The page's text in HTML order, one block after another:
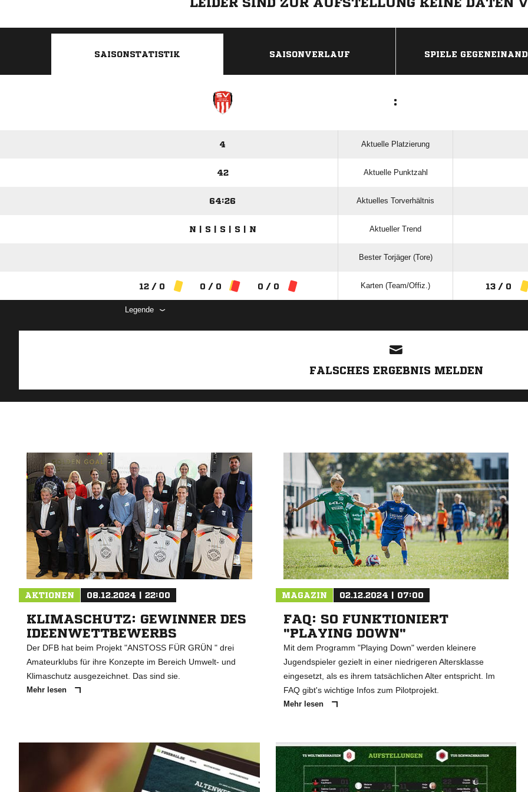
LEIDER SIND ZUR AUFSTELLUNG KEINE DATEN
SAISONSTATISTIK SAISONVERLAUF SPIELE
:
4 Aktuelle Platzierung
42 Aktuelle Punktzahl
64:26 Aktuelles Torverhältnis
N | S | S | S | N Aktueller Trend
Bester Torjäger (Tore)
12 / 0 0 / 0 0 / 0 Karten (Team/Offiz.) 13 / 0
Legende
FALSCHES ERGEBNIS MELDEN
AKTIONEN 08.12.2024 | 22:00
KLIMASCHUTZ: GEWINNER DES
IDEENWETTBEWERBS
Der DFB hat beim Projekt "ANSTOSS FÜR GRÜN " drei
Amateurklubs für ihre Konzepte im Bereich Umwelt- und
Klimaschutz ausgezeichnet. Das sind sie.
Mehr lesen
MAGAZIN 02.12.2024 | 07:00
FAQ: SO FUNKTIONIERT
"PLAYING DOWN"
Mit dem Programm "Playing Down" werden kleinere
Jugendspieler gezielt in einer niedrigeren Altersklasse
eingesetzt, als es ihrem tatsächlichen Alter entspricht. Im
FAQ gibt's wichtige Infos zum Pilotprojekt.
Mehr lesen